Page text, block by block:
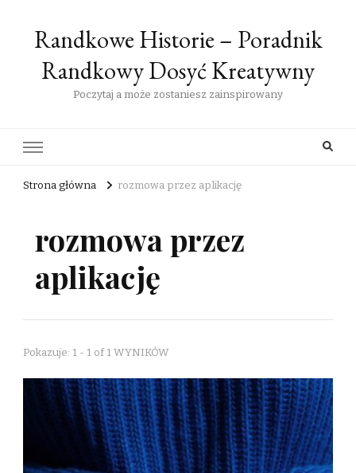
Randkowe Historie – Poradnik
Randkowy Dosyć Kreatywny
Poczytaj a może zostaniesz zainspirowany
Strona główna rozmowa przez aplikację
rozmowa przez
aplikację
Pokazuje: 1 - 1 of 1 WYNIKÓW